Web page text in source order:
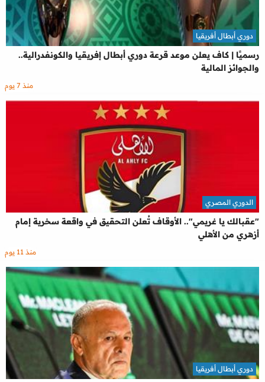
رسميًا | كاف يعلن موعد قرعة دوري أبطال إفريقيا والكونفدرالية..
والجوائز المالية
دوري أبطال أفريقيا
منذ 7 يوم
"عقبالك يا غريمي".. الأوقاف تُعلن التحقيق في واقعة سخرية إمام
أزهري من الأهلي
الدوري المصري
منذ 11 يوم
دوري أبطال أفريقيا